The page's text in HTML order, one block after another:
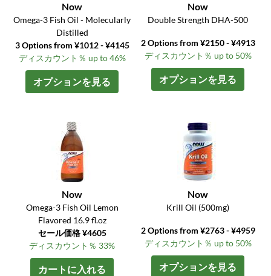
Now
Omega-3 Fish Oil - Molecularly
Distilled
3 Options from ¥1012 - ¥4145
ディスカウント％ up to 46%
オプションを見る
Now
Double Strength DHA-500
2 Options from ¥2150 - ¥4913
ディスカウント％ up to 50%
オプションを見る
Now
Omega-3 Fish Oil Lemon
Flavored 16.9 fl.oz
セール価格 ¥4605
ディスカウント％ 33%
カートに入れる
Now
Krill Oil (500mg)
2 Options from ¥2763 - ¥4959
ディスカウント％ up to 50%
オプションを見る